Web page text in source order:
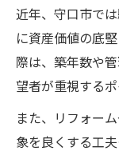
近年、守口市で
に資産価値の底
際は、築年数や
望者が重視する
また、リフォー
象を良くする工